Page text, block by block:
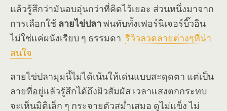
แล้วรู้สึกว่ามันอบอุ่นกว่าที่คิดไว้เยอะ ส่วนหนึ่งมาจาก
การเลือกใช้ ลายไข่ปลาพ่นทับทั้งเฟอร์นิเจอร์บิ๊วอิน
ไม่ใช่แค่ผนังเรียบ ๆ ธรรมดา รีวิวลวดลายต่างๆที่น่า
สนใจ
ลายไข่ปลามุมนี้ไม่ได้เน้นให้เด่นแบบสะดุดตา แต่เป็น
ลายที่อยู่แล้วรู้สึกได้ถึงผิวสัมผัส เวลาแสงตกกระทบ
จะเห็นมิติเล็ก ๆ กระจายตัวสม่ำเสมอ ดูไม่แข็ง ไม่